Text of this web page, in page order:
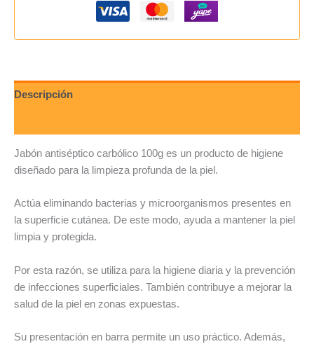
Descripción
Jabón antiséptico carbólico 100g es un producto de higiene
diseñado para la limpieza profunda de la piel.
Actúa eliminando bacterias y microorganismos presentes en
la superficie cutánea. De este modo, ayuda a mantener la piel
limpia y protegida.
Por esta razón, se utiliza para la higiene diaria y la prevención
de infecciones superficiales. También contribuye a mejorar la
salud de la piel en zonas expuestas.
Su presentación en barra permite un uso práctico. Además,